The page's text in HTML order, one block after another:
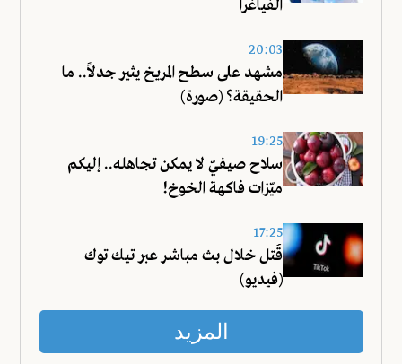
الفياغرا
20:03
مشهد على سطح المريخ يثير جدلاً.. ما
الحقيقة؟ (صورة)
19:25
سلاح صيفيّ لا يمكن تجاهله.. إليكم
ميّزات فاكهة الخوخ!
17:25
قُتل خلال بث مباشر عبر تيك توك
(فيديو)
المزيد